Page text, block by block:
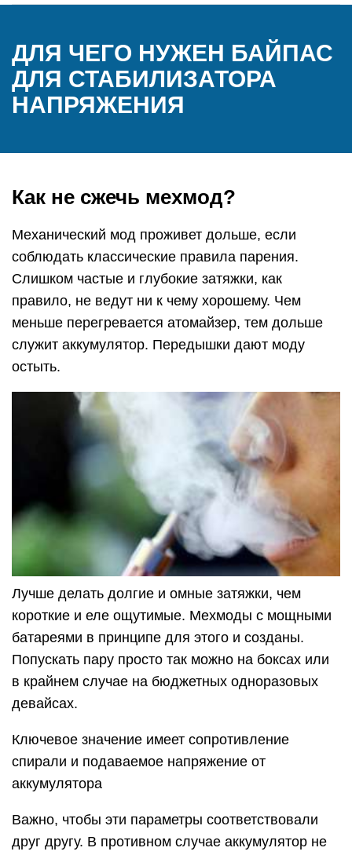
ДЛЯ ЧЕГО НУЖЕН БАЙПАС
ДЛЯ СТАБИЛИЗАТОРА
НАПРЯЖЕНИЯ
Как не сжечь мехмод?
Механический мод проживет дольше, если
соблюдать классические правила парения.
Слишком частые и глубокие затяжки, как
правило, не ведут ни к чему хорошему. Чем
меньше перегревается атомайзер, тем дольше
служит аккумулятор. Передышки дают моду
остыть.
Лучше делать долгие и омные затяжки, чем
короткие и еле ощутимые. Мехмоды с мощными
батареями в принципе для этого и созданы.
Попускать пару просто так можно на боксах или
в крайнем случае на бюджетных одноразовых
девайсах.
Ключевое значение имеет сопротивление
спирали и подаваемое напряжение от
аккумулятора
Важно, чтобы эти параметры соответствовали
друг другу. В противном случае аккумулятор не